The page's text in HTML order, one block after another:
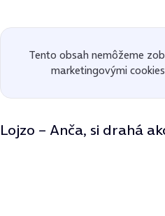
Tento obsah nemôžeme
marketingovými
Lojzo – Anča, si drahá